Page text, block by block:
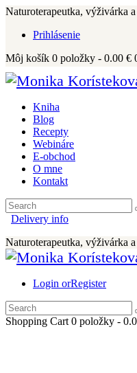
Naturoterapeutka, výživárka
Prihlásenie
Môj košík 0 položky - 0.00 €
Kniha
Blog
Recepty
Webináre
E-obchod
O mne
Kontakt
Delivery info
Naturoterapeutka, výživárka
Login orRegister
Shopping Cart 0 položky -